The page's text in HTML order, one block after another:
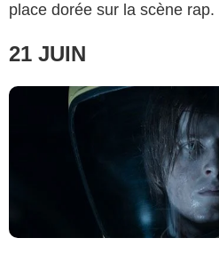
place dorée sur la scène rap.
21 JUIN